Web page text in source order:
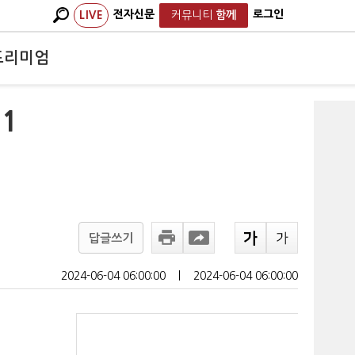
LIVE 전자신문 커뮤니티 함께 로그인
리미엄
답글쓰기
2024-06-04 06:00:00 2024-06-04 06:00:00